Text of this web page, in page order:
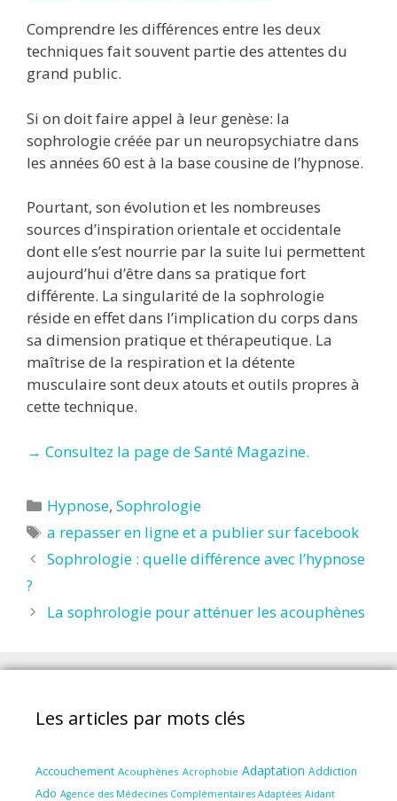
Comprendre les différences entre les deux
techniques fait souvent partie des attentes du
grand public.
Si on doit faire appel à leur genèse: la
sophrologie créée par un neuropsychiatre dans
les années 60 est à la base cousine de l’hypnose.
Pourtant, son évolution et les nombreuses
sources d’inspiration orientale et occidentale
dont elle s’est nourrie par la suite lui permettent
aujourd’hui d’être dans sa pratique fort
différente. La singularité de la sophrologie
réside en effet dans l’implication du corps dans
sa dimension pratique et thérapeutique. La
maîtrise de la respiration et la détente
musculaire sont deux atouts et outils propres à
cette technique.
→ Consultez la page de Santé Magazine.
Catégories
Hypnose,Sophrologie
Étiquettes
a repasser en ligne et a publier sur facebook
Sophrologie : quelle différence avec l’hypnose
?
La sophrologie pour atténuer les acouphènes
Les articles par mots clés
Accouchement Acouphènes Acrophobie Adaptation Addiction
Ado Agence des Médecines Complémentaires Adaptées Aidant